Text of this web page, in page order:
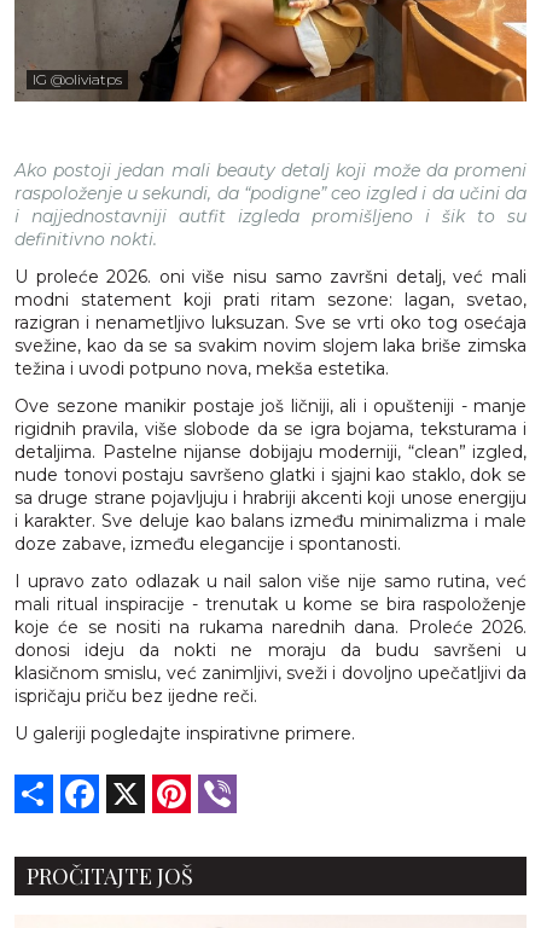
IG @oliviatps
Ako postoji jedan mali beauty detalj koji može da promeni
raspoloženje u sekundi, da “podigne” ceo izgled i da učini da
i najjednostavniji autfit izgleda promišljeno i šik to su
definitivno nokti.
U proleće 2026. oni više nisu samo završni detalj, već mali
modni statement koji prati ritam sezone: lagan, svetao,
razigran i nenametljivo luksuzan. Sve se vrti oko tog osećaja
svežine, kao da se sa svakim novim slojem laka briše zimska
težina i uvodi potpuno nova, mekša estetika.
Ove sezone manikir postaje još ličniji, ali i opušteniji - manje
rigidnih pravila, više slobode da se igra bojama, teksturama i
detaljima. Pastelne nijanse dobijaju moderniji, “clean” izgled,
nude tonovi postaju savršeno glatki i sjajni kao staklo, dok se
sa druge strane pojavljuju i hrabriji akcenti koji unose energiju
i karakter. Sve deluje kao balans između minimalizma i male
doze zabave, između elegancije i spontanosti.
I upravo zato odlazak u nail salon više nije samo rutina, već
mali ritual inspiracije - trenutak u kome se bira raspoloženje
koje će se nositi na rukama narednih dana. Proleće 2026.
donosi ideju da nokti ne moraju da budu savršeni u
klasičnom smislu, već zanimljivi, sveži i dovoljno upečatljivi da
ispričaju priču bez ijedne reči.
U galeriji pogledajte inspirativne primere.
Share Facebook Pinterest
PROČITAJTE JOŠ